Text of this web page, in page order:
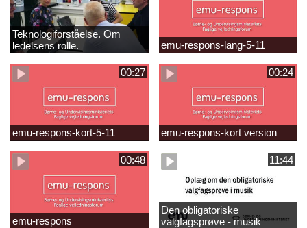
Teknologiforståelse. Om
ledelsens rolle.
Sofiendalskolen
emu-respons-lang-5-11
00:27
emu-respons-kort-5-11
00:24
emu-respons-kort version
00:48
emu-respons
11:44
Den obligatoriske
valgfagsprøve - musik